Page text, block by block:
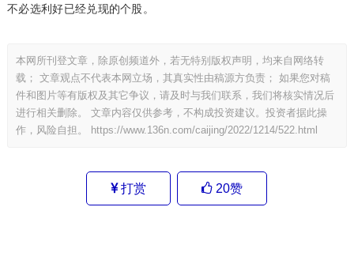
不必选利好已经兑现的个股。
本网所刊登文章，除原创频道外，若无特别版权声明，均来自网络转
载； 文章观点不代表本网立场，其真实性由稿源方负责； 如果您对稿
件和图片等有版权及其它争议，请及时与我们联系，我们将核实情况后
进行相关删除。 文章内容仅供参考，不构成投资建议。投资者据此操
作，风险自担。
https://www.136n.com/caijing/2022/1214/522.html
打赏 20赞